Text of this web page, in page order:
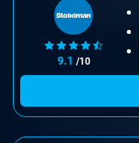
9.1 /10